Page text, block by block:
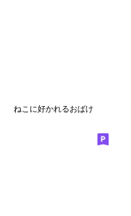
ねこに好かれるおばけ